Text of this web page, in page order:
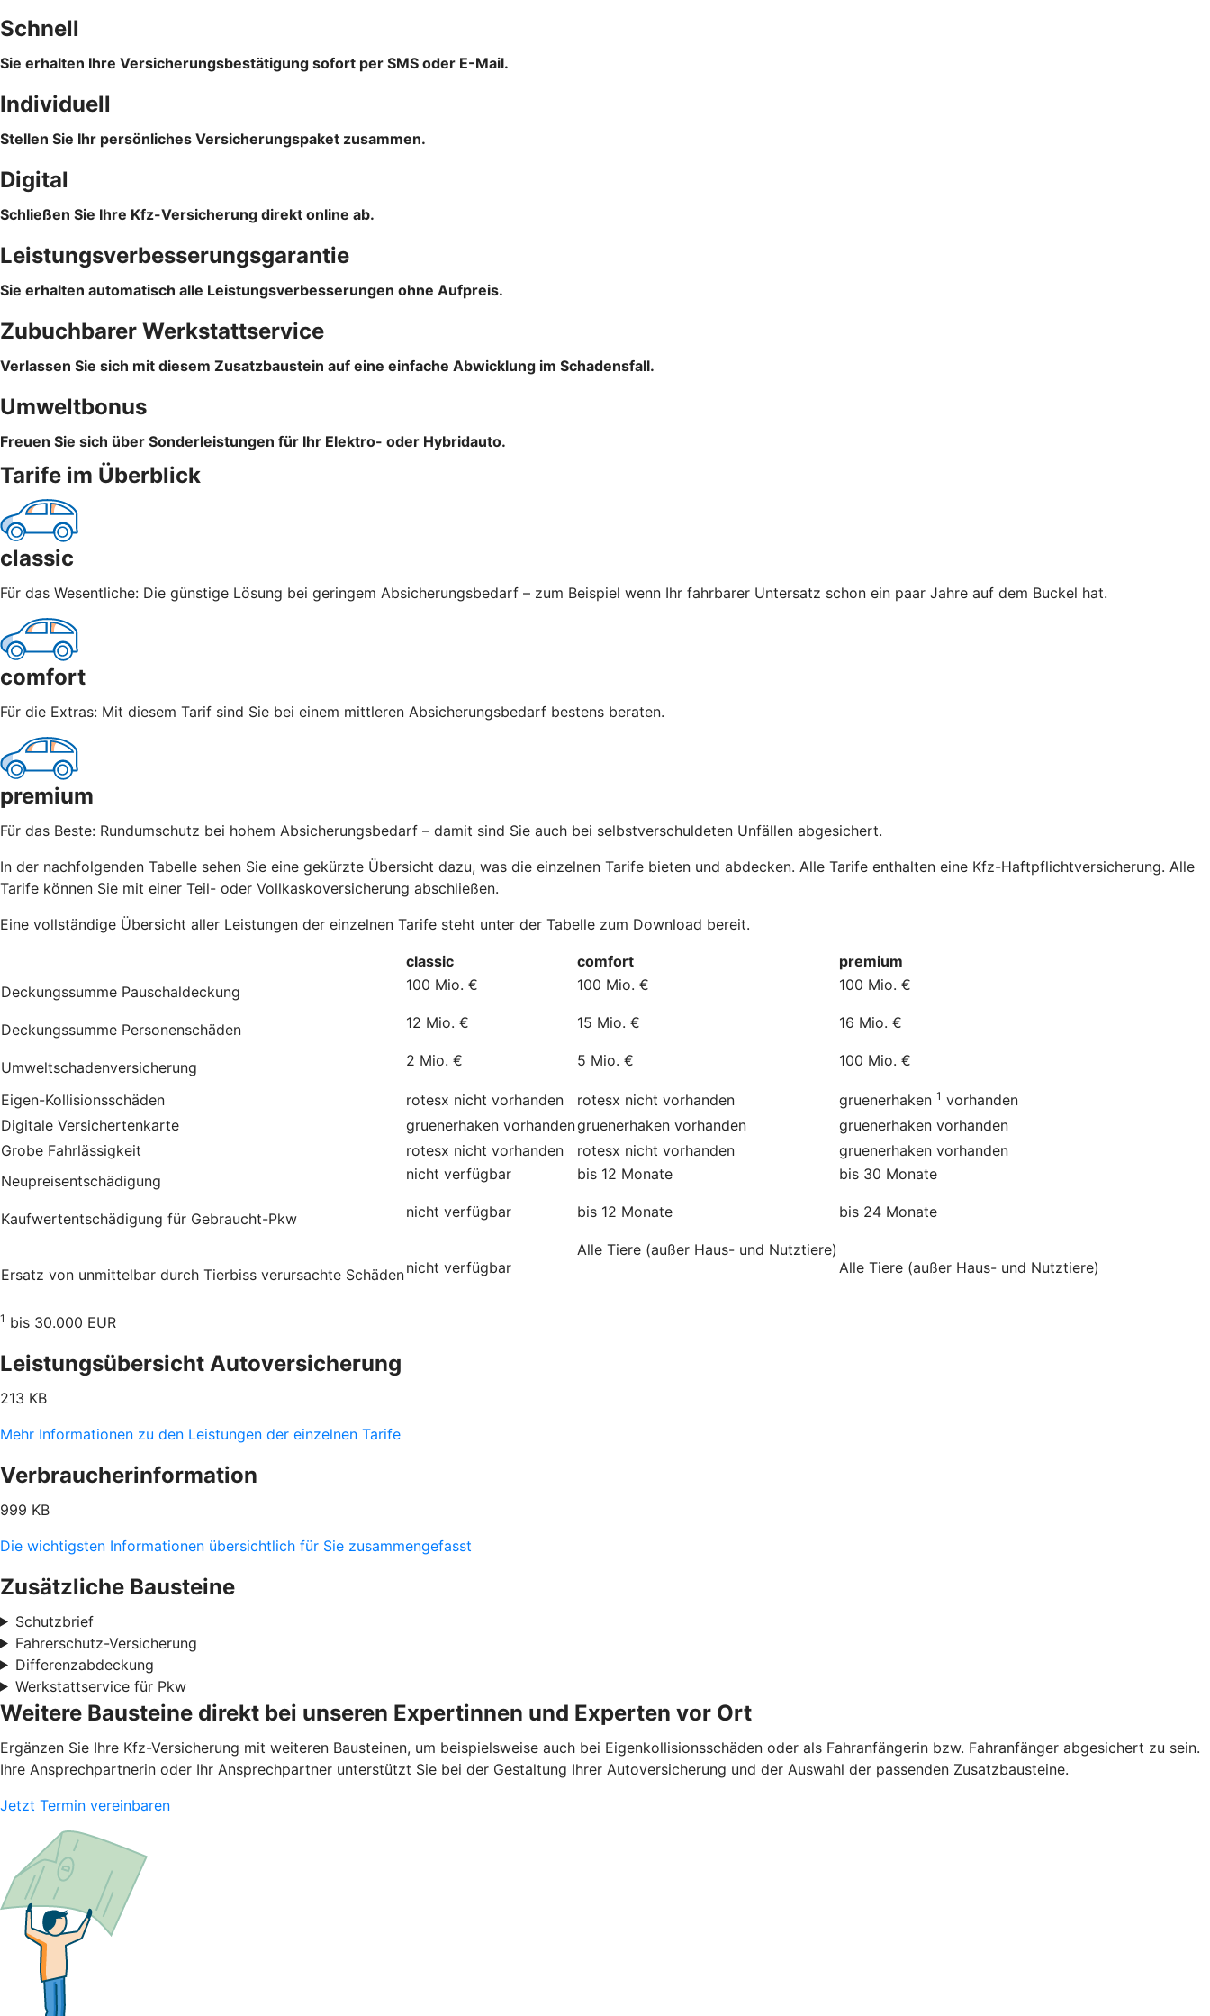
Schnell
Sie erhalten Ihre Versicherungsbestätigung sofort per SMS oder E-Mail.
Individuell
Stellen Sie Ihr persönliches Versicherungspaket zusammen.
Digital
Schließen Sie Ihre Kfz-Versicherung direkt online ab.
Leistungsverbesserungsgarantie
Sie erhalten automatisch alle Leistungsverbesserungen ohne Aufpreis.
Zubuchbarer Werkstattservice
Verlassen Sie sich mit diesem Zusatzbaustein auf eine einfache Abwicklung im Schadensfall.
Umweltbonus
Freuen Sie sich über Sonderleistungen für Ihr Elektro- oder Hybridauto.
Tarife im Überblick
classic
Für das Wesentliche: Die günstige Lösung bei geringem Absicherungsbedarf – zum Beispiel wenn Ihr fahrbarer Untersatz schon ein paar Jahre auf dem Buckel hat.
comfort
Für die Extras: Mit diesem Tarif sind Sie bei einem mittleren Absicherungsbedarf bestens beraten.
premium
Für das Beste: Rundumschutz bei hohem Absicherungsbedarf – damit sind Sie auch bei selbstverschuldeten Unfällen abgesichert.
In der nachfolgenden Tabelle sehen Sie eine gekürzte Übersicht dazu, was die einzelnen Tarife bieten und abdecken. Alle Tarife enthalten eine Kfz-Haftpflichtversicherung. Alle
Tarife können Sie mit einer Teil- oder Vollkaskoversicherung abschließen.
Eine vollständige Übersicht aller Leistungen der einzelnen Tarife steht unter der Tabelle zum Download bereit.
classic comfort
premium
Deckungssumme Pauschaldeckung
100 Mio. € 100 Mio. € 100 Mio. €
Deckungssumme Personenschäden 12 Mio. € 15 Mio. € 16 Mio. €
Umweltschadenversicherung 2 Mio. € 5 Mio. € 100 Mio. €
Eigen-Kollisionsschäden rotesx nicht vorhanden rotesx nicht vorhanden gruenerhaken 1 vorhanden
Digitale Versichertenkarte
gruenerhaken vorhandengruenerhaken vorhanden gruenerhaken vorhanden
Grobe Fahrlässigkeit
rotesx nicht vorhanden rotesx nicht vorhanden gruenerhaken vorhanden
Neupreisentschädigung
nicht verfügbar bis 12 Monate bis 30 Monate
Kauf­wert­entschädi­gung für Gebraucht-Pkw nicht verfügbar bis 12 Monate bis 24 Monate
Ersatz von unmittelbar durch Tierbiss verur­sachte Schädennicht verfügbar
Alle Tiere (außer Haus- und Nutztiere)
Alle Tiere (außer Haus- und Nutztiere)
1 bis 30.000 EUR
Leistungsübersicht Autoversicherung
213 KB
Mehr Informationen zu den Leistungen der einzelnen Tarife
Verbraucherinformation
999 KB
Die wichtigsten Informationen übersichtlich für Sie zusammengefasst
Zusätzliche Bausteine
Schutzbrief
Fahrerschutz-Versicherung
Differenzabdeckung
Werkstattservice für Pkw
Weitere Bausteine direkt bei unseren Expertinnen und Experten vor Ort
Ergänzen Sie Ihre Kfz-Versicherung mit weiteren Bausteinen, um beispielsweise auch bei Eigenkollisionsschäden oder als Fahranfängerin bzw. Fahranfänger abgesichert zu sein.
Ihre Ansprechpartnerin oder Ihr Ansprechpartner unterstützt Sie bei der Gestaltung Ihrer Autoversicherung und der Auswahl der passenden Zusatzbausteine.
Jetzt Termin vereinbaren